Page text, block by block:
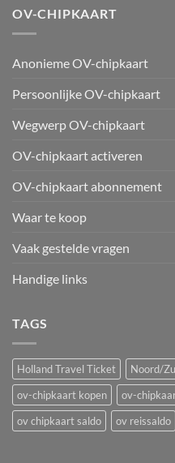
OV-CHIPKAART
Anonieme OV-chipkaart
Persoonlijke OV-chipkaart
Wegwerp OV-chipkaart
OV-chipkaart activeren
OV-chipkaart abonnement
Waar te koop
Vaak gestelde vragen
Handige links
TAGS
Holland Travel Ticket Noord/
ov-chipkaart kopen
ov-
ov chipkaart saldo
ov reissaldo